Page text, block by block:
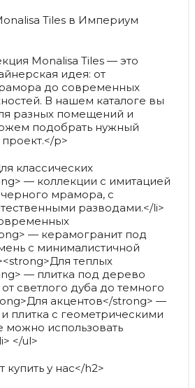
Tiles в Империум
Monalisa Tiles — это
идея: от
до современных
В нашем каталоге вы
разных помещений и
подобрать нужный
p>
классических
— коллекции с имитацией
мрамора, с
разводами.</li>
— керамогранит под
с минималистичной
теплых
— плитка под дерево
светлого дуба до темного
акцентов</strong> —
плитка с геометрическими
можно использовать
</ul>
купить у нас</h2>